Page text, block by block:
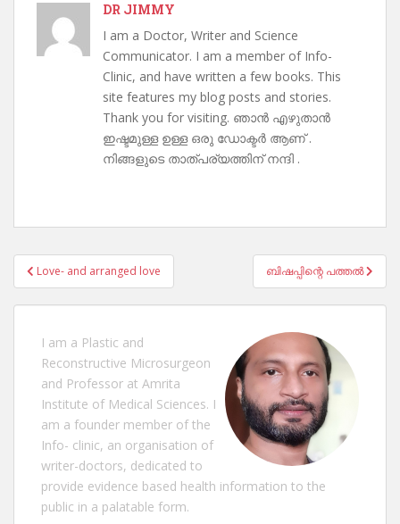
DR JIMMY
I am a Doctor, Writer and Science
Communicator. I am a member of Info-
Clinic, and have written a few books. This
site features my blog posts and stories.
Thank you for visiting. ഞാൻ എഴുതാൻ
ഇഷ്ടമുള്ള ഉള്ള ഒരു ഡോക്ടർ ആണ് .
നിങ്ങളുടെ താത്പര്യത്തിന് നന്ദി .
Post
navigation
Love- and arranged love ബിഷപ്പിന്റെ പത്തൽ
I am a Plastic and
Reconstructive Microsurgeon
and Professor at Amrita
Institute of Medical Sciences. I
am a founder member of the
Info- clinic, an organisation of
writer-doctors, dedicated to
provide evidence based health information to the
public in a palatable form.